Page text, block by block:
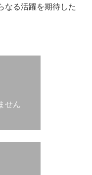
なる活躍を期待した
せん